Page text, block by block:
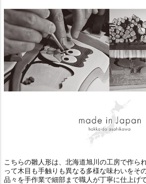
こちらの雛人形は、北海道旭川の工房で作ら
って木目も手触りも異なる多様な味わいをそ
品々を手作業で細部まで職人が丁寧に仕上げて